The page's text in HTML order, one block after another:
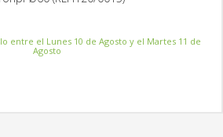
entre el Lunes 10 de Agosto y el Martes 11 de
Agosto